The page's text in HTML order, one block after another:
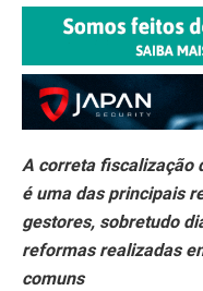
A correta fiscalização
é uma das principais
gestores, sobretudo
reformas realizadas
comuns